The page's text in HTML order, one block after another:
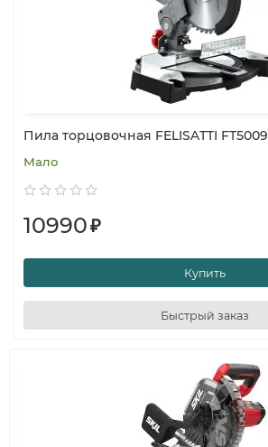
Пила торцовочная FELISATTI FT5009
Мало
10990₽
Купить
Быстрый заказ